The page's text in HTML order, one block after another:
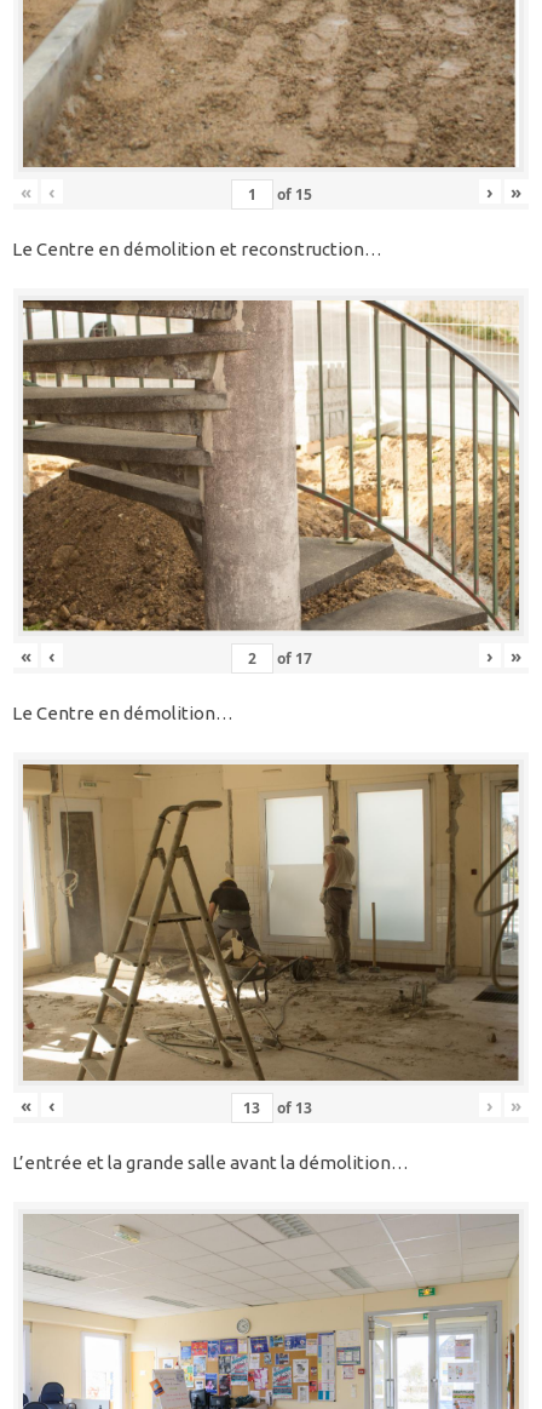
« ‹ of 15 › »
Le Centre en démolition et reconstruction…
« ‹ of 17 › »
Le Centre en démolition…
« ‹ of 13 › »
L’entrée et la grande salle avant la démolition…